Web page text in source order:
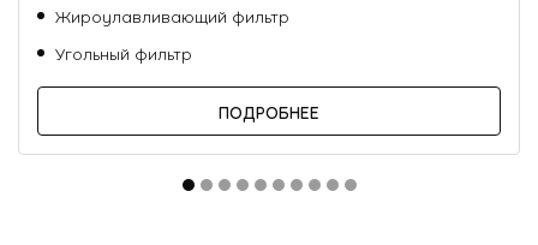
Жироулавливающий фильтр
Угольный фильтр
ПОДРОБНЕЕ